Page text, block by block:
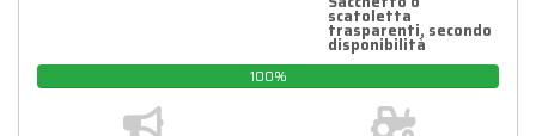
scatoletta
trasparenti, secondo
disponibilità
100%